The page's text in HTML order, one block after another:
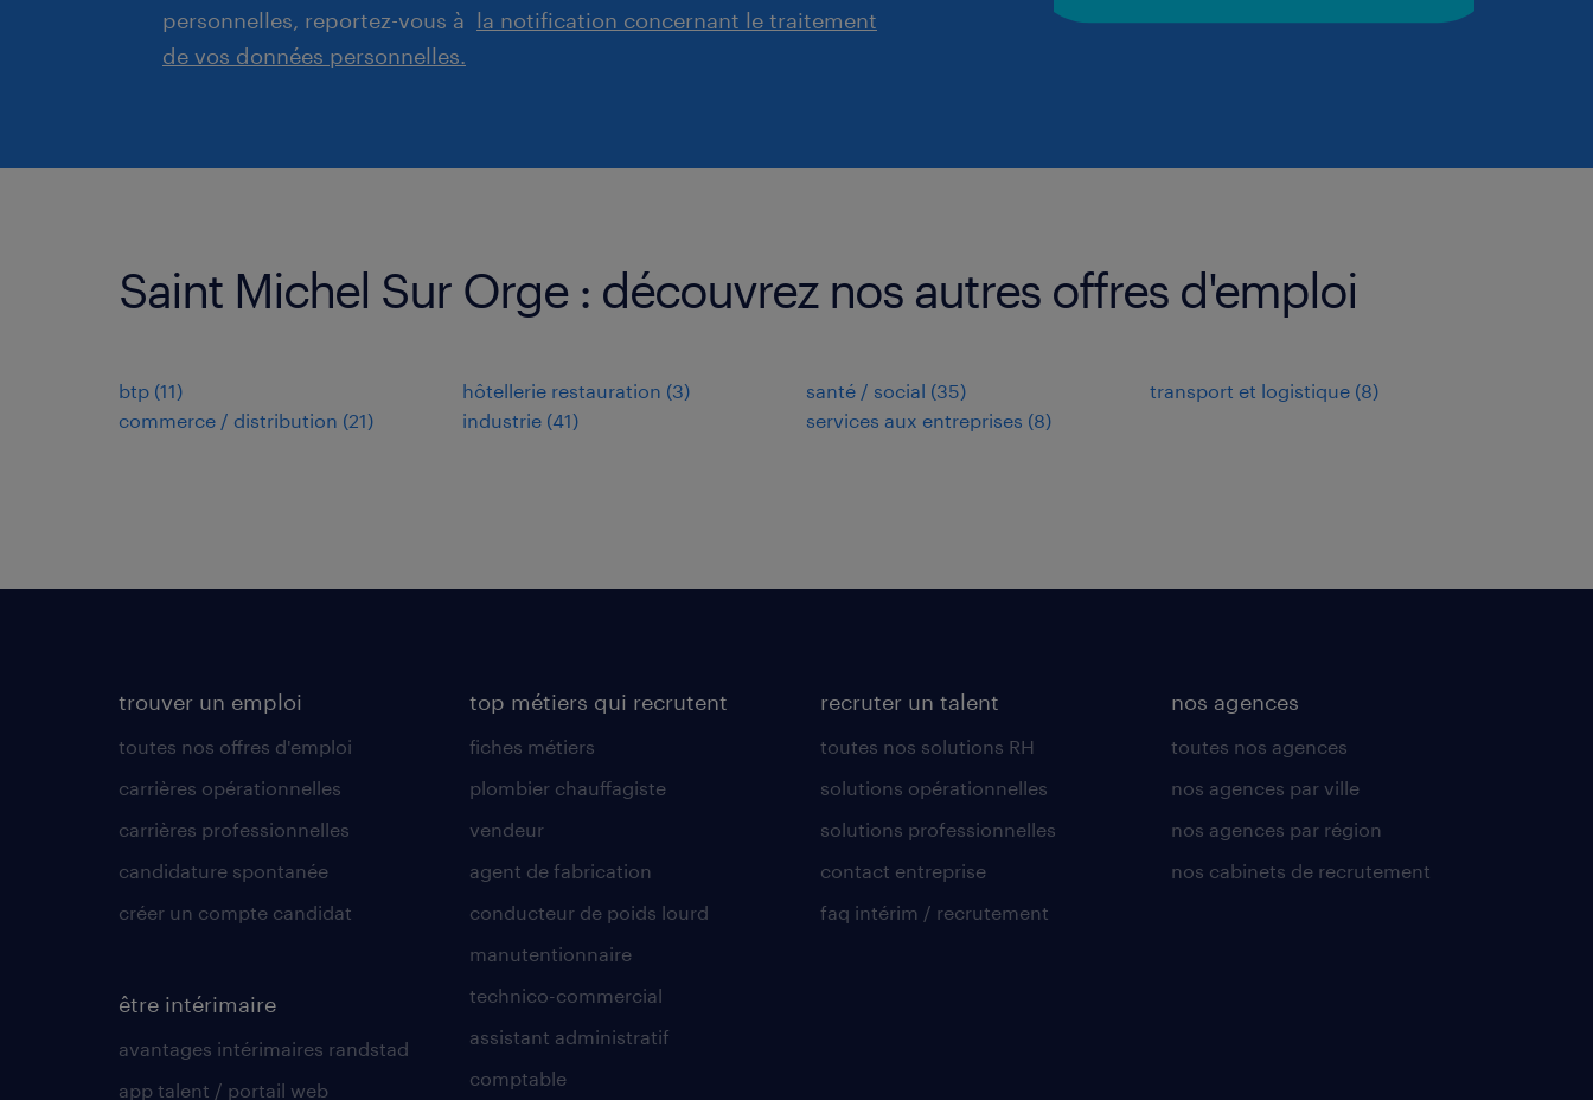
personnelles, reportez-vous à la notification concernant le traitement
de vos données personnelles.
Saint Michel Sur Orge : découvrez nos autres offres d'emploi
btp (11)
commerce / distribution (21)
hôtellerie restauration (3)
industrie (41)
santé / social (35)
services aux entreprises (8)
transport et logistique (8)
trouver un emploi
toutes nos offres d'emploi
carrières opérationnelles
carrières professionnelles
candidature spontanée
créer un compte candidat
être intérimaire
avantages intérimaires randstad
app talent / portail web
top métiers qui recrutent
fiches métiers
plombier chauffagiste
vendeur
agent de fabrication
conducteur de poids lourd
manutentionnaire
technico-commercial
assistant administratif
comptable
recruter un talent
toutes nos solutions RH
solutions opérationnelles
solutions professionnelles
contact entreprise
faq intérim / recrutement
nos agences
toutes nos agences
nos agences par ville
nos agences par région
nos cabinets de recrutement